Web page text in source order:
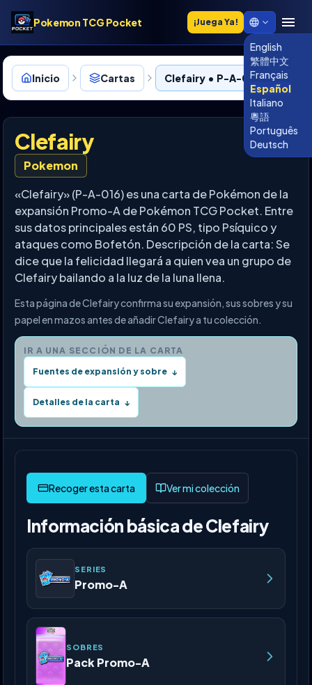
Pokemon TCG Pocket ¡Juega Ya!
English
繁體中文
Français
Español
Italiano
粵語
Português
Deutsch
Inicio Cartas Clefairy • P-A-016
Clefairy
Pokemon
«Clefairy» (P-A-016) es una carta de Pokémon de la
expansión Promo-A de Pokémon TCG Pocket. Entre
sus datos principales están 60 PS, tipo Psíquico y
ataques como Bofetón. Descripción de la carta: Se
dice que la felicidad llegará a quien vea un grupo de
Clefairy bailando a la luz de la luna llena.
Esta página de Clefairy confirma su expansión, sus sobres y su
papel en mazos antes de añadir Clefairy a tu colección.
IR A UNA SECCIÓN DE LA CARTA
Fuentes de expansión y sobre ↓
Detalles de la carta ↓
Ver mi colección
Información básica de Clefairy
SERIES
Promo-A
SOBRES
Pack Promo-A